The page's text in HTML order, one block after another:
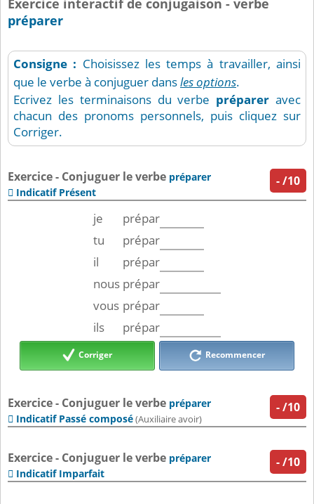
Exercice interactif de conjugaison - verbe
préparer
Consigne : Choisissez les temps à travailler, ainsi
que le verbe à conjuguer dansles options.
Ecrivez les terminaisons du verbe préparer avec
chacun des pronoms personnels, puis cliquez sur
Corriger.
-/10
Exercice - Conjuguer le verbe préparer
 Indicatif Présent
je
prépar
tu
prépar
il
prépar
nous prépar
vous prépar
ils
prépar
Corriger Recommencer
-/10
Exercice - Conjuguer le verbe préparer
 Indicatif Passé composé(Auxiliaire avoir)
-/10
Exercice - Conjuguer le verbe préparer
 Indicatif Imparfait